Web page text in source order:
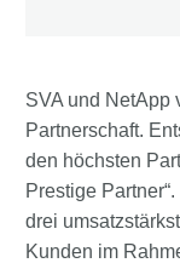
SVA und NetApp
Partnerschaft.
den höchsten
Prestige
drei
Kunden im